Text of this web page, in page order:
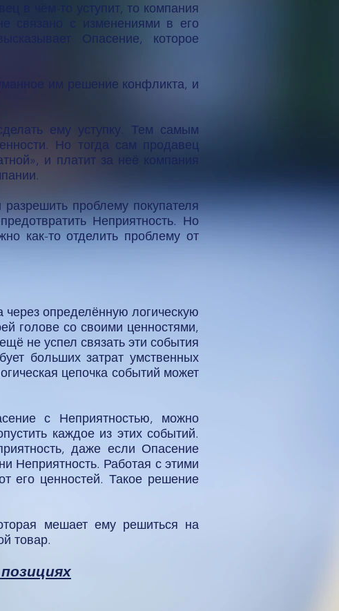
в чём-то уступит, то компания
связано с изменениями в его
Опасение, которое
им решение конфликта, и
ему уступку. Тем самым
Но тогда сам продавец
и платит за неё компания
проблему покупателя
Неприятность. Но
как-то отделить проблему от
определённую логическую
голове со своими ценностями,
не успел связать эти события
больших затрат умственных
цепочка событий может
с Неприятностью, можно
каждое из этих событий.
даже если Опасение
Неприятность. Работая с этими
его ценностей. Такое решение
мешает ему решиться на
товар.